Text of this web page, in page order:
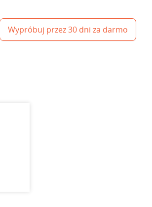
Wypróbuj przez 30 dni za darmo